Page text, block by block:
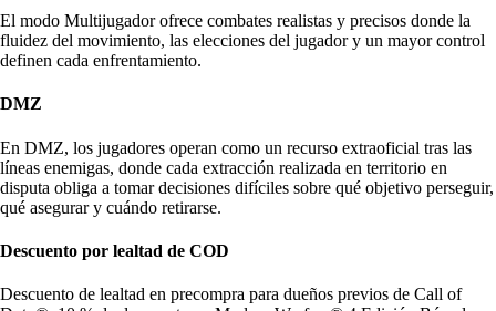
El modo Multijugador ofrece combates realistas y precisos donde la
fluidez del movimiento, las elecciones del jugador y un mayor control
definen cada enfrentamiento.
DMZ
En DMZ, los jugadores operan como un recurso extraoficial tras las
líneas enemigas, donde cada extracción realizada en territorio en
disputa obliga a tomar decisiones difíciles sobre qué objetivo perseguir,
qué asegurar y cuándo retirarse.
Descuento por lealtad de COD
Descuento de lealtad en precompra para dueños previos de Call of